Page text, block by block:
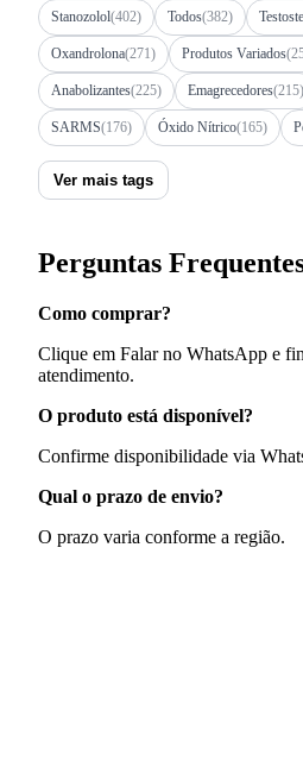
Stanozolol(402) Todos(382)
Oxandrolona(271) Produtos Variados
Anabolizantes(225) Emagrecedores(215)
SARMS(176) Óxido Nítrico(165)
Ver mais tags
Perguntas
Como comprar?
Clique em Falar no WhatsApp e
atendimento.
O produto está disponível?
Confirme disponibilidade via
Qual o prazo de envio?
O prazo varia conforme a região.